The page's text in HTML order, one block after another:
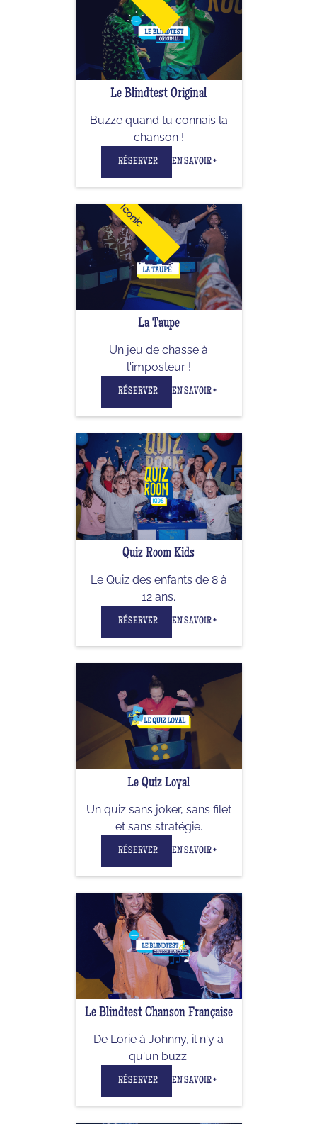
Le Blindtest Original
Buzze quand tu connais la
chanson !
RÉSERVER EN SAVOIR +
Iconic
La Taupe
Un jeu de chasse à
l'imposteur !
RÉSERVER EN SAVOIR +
Quiz Room Kids
Le Quiz des enfants de 8 à
12 ans.
RÉSERVER EN SAVOIR +
Le Quiz Loyal
Un quiz sans joker, sans filet
et sans stratégie.
RÉSERVER EN SAVOIR +
Le Blindtest Chanson Française
De Lorie à Johnny, il n'y a
qu'un buzz.
RÉSERVER EN SAVOIR +